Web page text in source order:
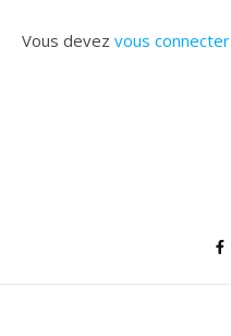
Vous devez vous connecter